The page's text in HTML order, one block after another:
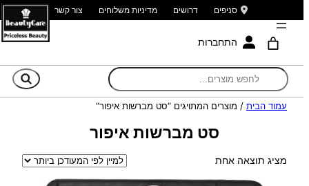
סניפים דרושים מדיניות משלוחים צור קשר
התחברות
עמוד הבית / מוצרים המתויגים “סט מברשות איפור”
סט מברשות איפור
מציג תוצאה אחת